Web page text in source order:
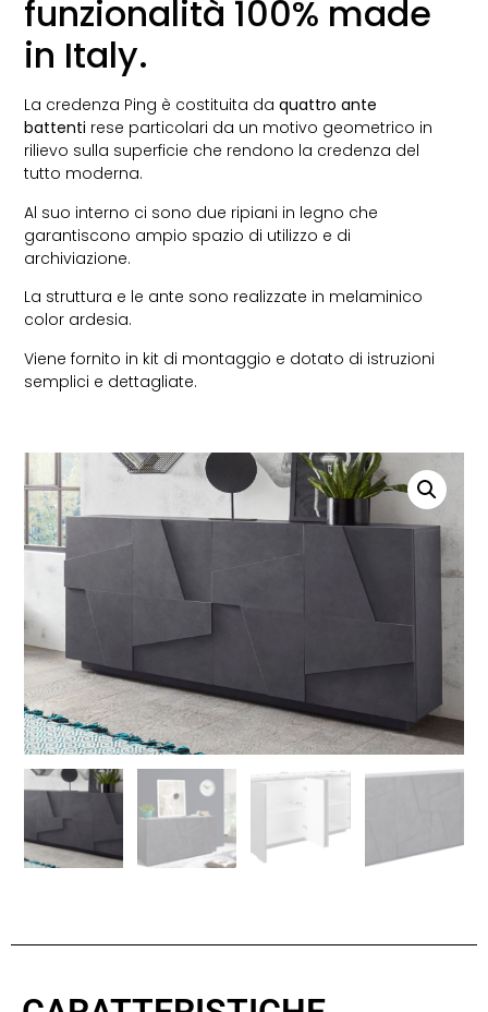
funzionalità 100% made
in Italy.
La credenza Ping è costituita da quattro ante
battenti rese particolari da un motivo geometrico in
rilievo sulla superficie che rendono la credenza del
tutto moderna.
Al suo interno ci sono due ripiani in legno che
garantiscono ampio spazio di utilizzo e di
archiviazione.
La struttura e le ante sono realizzate in melaminico
color ardesia.
Viene fornito in kit di montaggio e dotato di istruzioni
semplici e dettagliate.